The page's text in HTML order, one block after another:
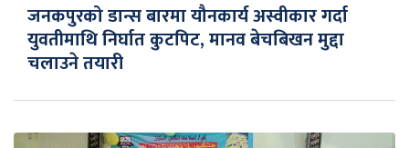
जनकपुरको डान्स बारमा यौनकार्य अस्वीकार गर्दा
युवतीमाथि निर्घात कुटपिट, मानव बेचबिखन मुद्दा
चलाउने तयारी